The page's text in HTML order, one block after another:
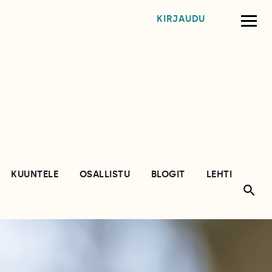
KIRJAUDU
KUUNTELE OSALLISTU BLOGIT LEHTI